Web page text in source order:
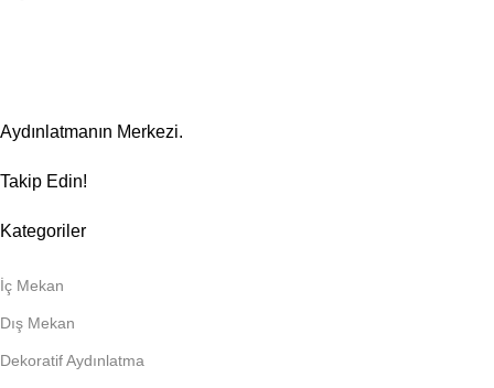
Aydınlatmanın Merkezi.
Takip Edin!
Kategoriler
İç Mekan
Dış Mekan
Dekoratif Aydınlatma